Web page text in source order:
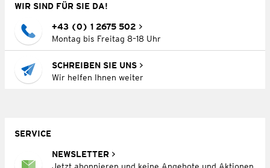
WIR SIND FÜR SIE DA!
+43 (0) 1 2675 502
Montag bis Freitag 8–18 Uhr
SCHREIBEN SIE UNS
Wir helfen Ihnen weiter
SERVICE
NEWSLETTER
Jetzt abonnieren und keine Angebote und Aktionen